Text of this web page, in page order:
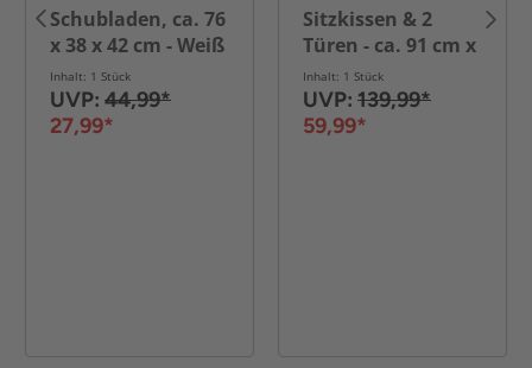
Schubladen, ca. 76
x 38 x 42 cm - Weiß
Inhalt: 1 Stück
UVP: 44,99*
27,99*
Sitzkissen & 2
Türen - ca. 91 cm x
30 cm x 50 cm -
Weiß
Inhalt: 1 Stück
UVP: 139,99*
59,99*